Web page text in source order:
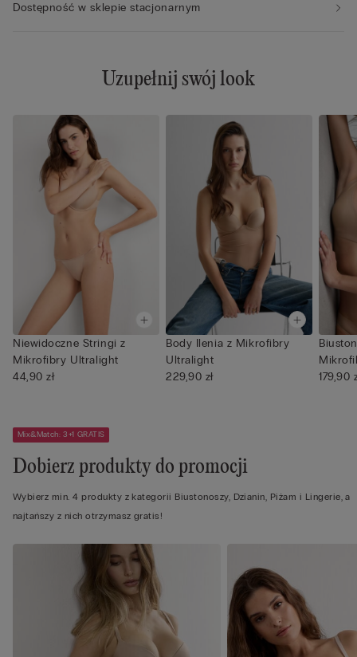
Dostępność w sklepie stacjonarnym
Uzupełnij swój look
Niewidoczne Stringi z
Mikrofibry Ultralight
44,90 zł
Body Ilenia z Mikrofibry
Ultralight
229,90 zł
179,90
Mix&Match: 3+1 GRATIS
Dobierz produkty do promocji
Wybierz min. 4 produkty z kategorii Biustonoszy, Dzianin, Piżam i Lingerie, a
najtańszy z nich otrzymasz gratis!